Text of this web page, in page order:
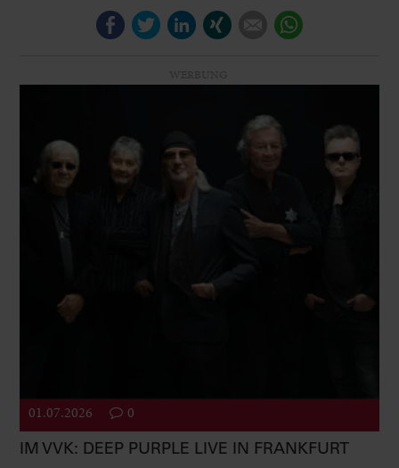
FacebookTwitterLinkedIn E-mail
01.07.2026 0
IM VVK: DEEP PURPLE LIVE IN FRANKFURT